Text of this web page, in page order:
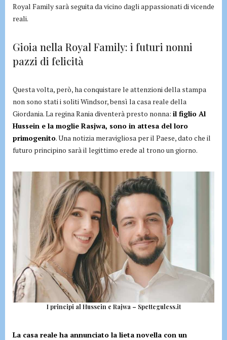
Royal Family sarà seguita da vicino dagli appassionati di vicende
reali.
Gioia nella Royal Family: i futuri nonni
pazzi di felicità
Questa volta, però, ha conquistare le attenzioni della stampa
non sono stati i soliti Windsor, bensì la casa reale della
Giordania. La regina Rania diventerà presto nonna: il figlio Al
Hussein e la moglie Rasjwa, sono in attesa del loro
primogenito. Una notizia meravigliosa per il Paese, dato che il
futuro principino sarà il legittimo erede al trono un giorno.
I principi al Hussein e Rajwa – Spetteguless.it
La casa reale ha annunciato la lieta novella con un